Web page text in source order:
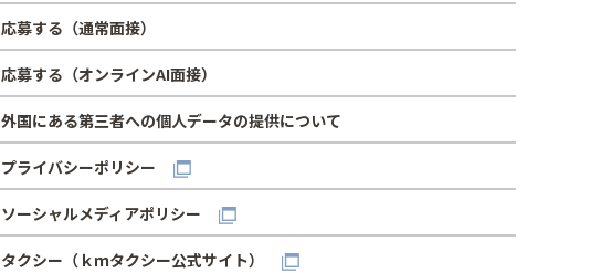
応募する（通常面接）
応募する（オンラインAI面接）
外国にある第三者への個人データの提供について
プライバシーポリシー
ソーシャルメディアポリシー
タクシー（ｋｍタクシー公式サイト）